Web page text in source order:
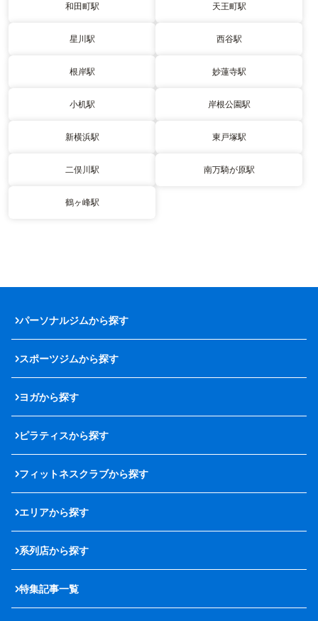
和田町駅 天王町駅
星川駅 西谷駅
根岸駅 妙蓮寺駅
小机駅 岸根公園駅
新横浜駅 東戸塚駅
二俣川駅 南万騎が原駅
鶴ヶ峰駅
パーソナルジムから探す
スポーツジムから探す
ヨガから探す
ピラティスから探す
フィットネスクラブから探す
エリアから探す
系列店から探す
特集記事一覧